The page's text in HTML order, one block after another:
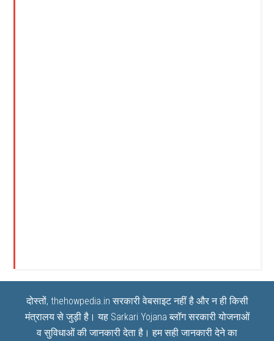
दोस्तों, thehowpedia.in सरकारी वेबसाइट नहीं है और न ही किसी
मंत्रालय से जुड़ी है। यह Sarkari Yojana ब्लॉग सरकारी योजनाओं
व सुविधाओं की जानकारी देता है। हम सही जानकारी देने का